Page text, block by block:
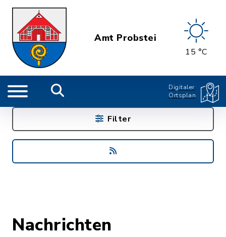
Amt Probstei
15 °C
Digitaler
Ortsplan
Nachrichten
Filter